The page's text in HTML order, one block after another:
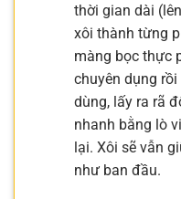
thời gian dài
xôi thành từng
màng bọc thực
chuyên dụng
dùng, lấy ra rã
nhanh bằng lò
lại. Xôi sẽ vẫn
như ban đầu.